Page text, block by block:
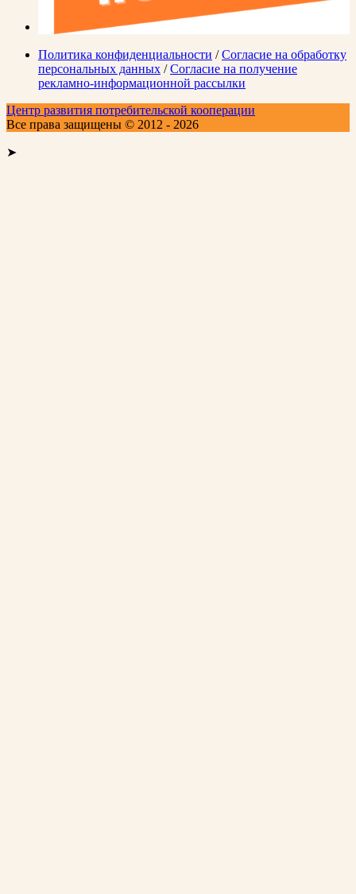
Политика конфиденциальности /Согласие на обработку
персональных данных /Согласие на получение
рекламно-информационной рассылки
Центр развития потребительской кооперации
Все права защищены © 2012 - 2026
➤